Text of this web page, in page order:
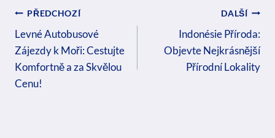
Navigace
Pro
Příspěvek
PŘEDCHOZÍ
Levné Autobusové
Zájezdy k Moři: Cestujte
Komfortně a za Skvělou
Cenu!
DALŠÍ
Indonésie Příroda:
Objevte Nejkrásnější
Přírodní Lokality